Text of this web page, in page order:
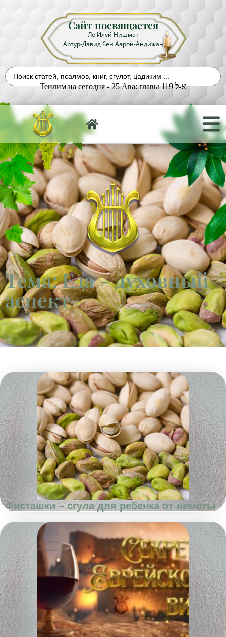
Сайт посвящается
Ле Илуй Нишмат
Артур-Давид бен Аарон-Андижан
Теилим на сегодня - 25 Ава: главы 119 א-ל
Тема: Еда – духовный
аспект
Фисташки – сгула для ребенка от немоты